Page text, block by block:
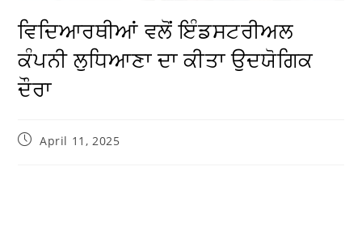
ਵਿਦਿਆਰਥੀਆਂ ਵਲੋਂ ਇੰਡਸਟਰੀਅਲ
ਕੰਪਨੀ ਲੁਧਿਆਣਾ ਦਾ ਕੀਤਾ ਉਦਯੋਗਿਕ
ਦੌਰਾ
April 11, 2025